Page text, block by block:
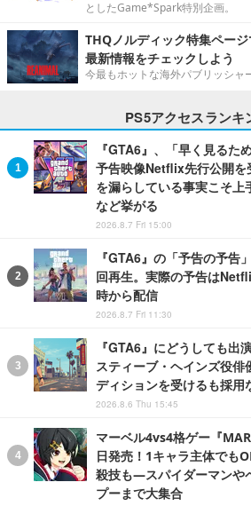
としたGame*Spark特別企画。
THQノルディック特集ペー
最新情報をチェックしよう
今最もホットな海外パブリッシャ
PS5アクセスランキ
『GTA6』、「早く見るた
予告映像Netflix先行公開
を漏らしている事実こそ上
など挙がる
2026.8.7 Fri 15:00
『GTA6』の「予告の予告
回再生。実際の予告は
時から配信
2026.8.7 Fri 11:30
『GTA6』にどうしても出
スティーブ・ヘインズ役俳
ディションを受けるも採用
2026.8.6 Thu 15:45
マーベル4vs4格ゲー『
日発売！1キャラ主体でも
殺技も―スパイダーマンや
プーまで大集合